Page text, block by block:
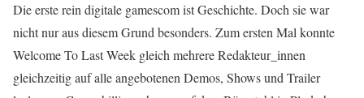
Die erste rein digitale gamescom ist Geschichte. Doch sie war
nicht nur aus diesem Grund besonders. Zum ersten Mal konnte
Welcome To Last Week gleich mehrere Redakteur_innen
gleichzeitig auf alle angebotenen Demos, Shows und Trailer